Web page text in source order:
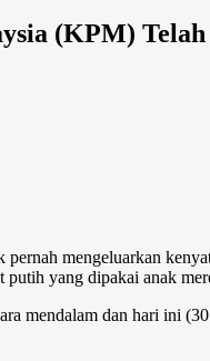
(KPM)
mengeluarkan
putih yang dipakai anak
mendalam dan hari ini